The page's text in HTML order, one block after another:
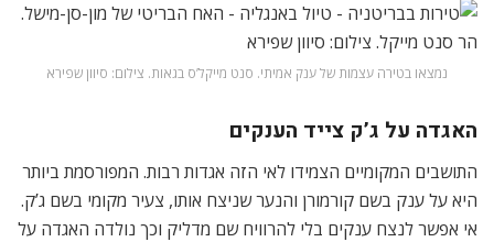
נמצאו בטירה עצמות של ענק אמיתי. סנט מייקל’ס בגאות. צילום: סיוון שפירא
האגדה על ג’ק צייד הענקים
התושבים המקומיים הצמידו לאי הזה אגדות רבות. המפורסמת ביותר
היא על ענק בשם קורמורן והנער שניצח אותו, צעיר מקומי בשם ג’ק.
אי אפשר לנצח ענקים בלי להרוויח שם מדליק וכך נולדה האגדה על